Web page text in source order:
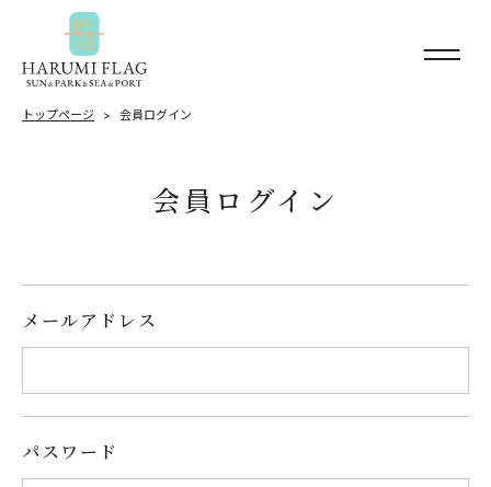
トップページ 会員ログイン
会員ログイン
メールアドレス
パスワード